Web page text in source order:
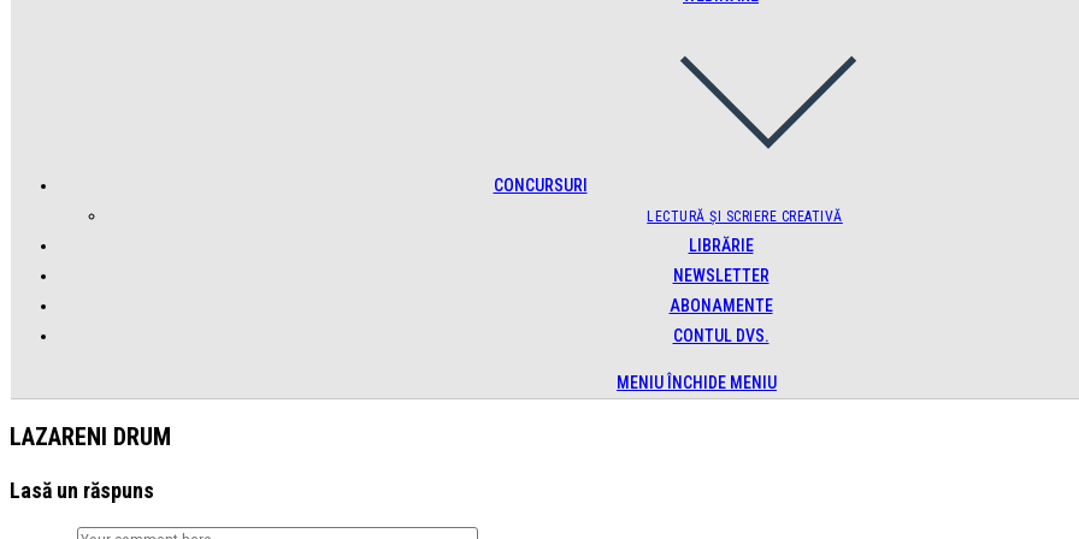
CONCURSURI
LECTURĂ ȘI SCRIERE CREATIVĂ
LIBRĂRIE
NEWSLETTER
ABONAMENTE
CONTUL DVS.
MENIU ÎNCHIDE MENIU
LAZARENI DRUM
Lasă un răspuns